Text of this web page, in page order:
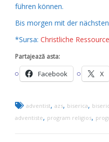
führen können.
Bis morgen mit der
*Sursa: Christliche
Partajează asta:
Facebook X
adventist, azs, biserica,
adventiste, program religios,